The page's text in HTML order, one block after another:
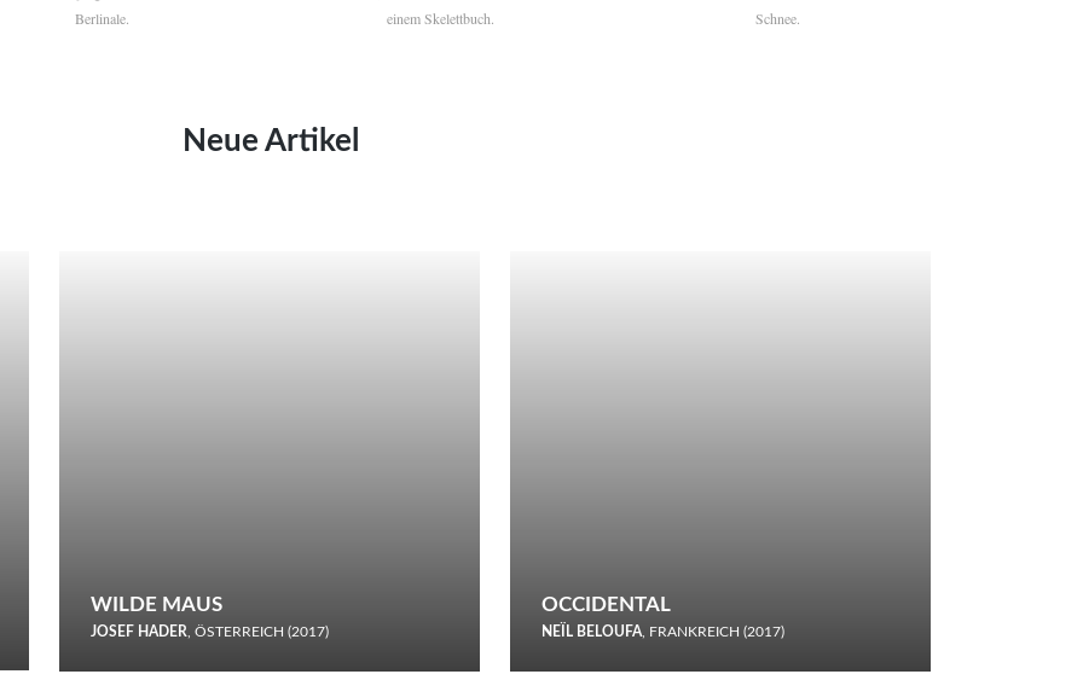
Berlinale.
einem Skelettbuch.
Schnee.
Neue Artikel
WILDE MAUS
JOSEF HADER, ÖSTERREICH (2017)
OCCIDENTAL
NEÏL BELOUFA, FRANKREICH (2017)